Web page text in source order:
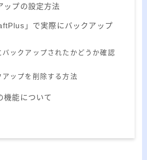
ップの設定方法
」で実際にバックアップ
バックアップされたかどうか確認
アップを削除する方法
機能について